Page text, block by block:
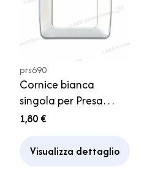
prs690
Cornice bianca
singola per Presa
GalaXL Caravan
1,80 €
Visualizza dettaglio